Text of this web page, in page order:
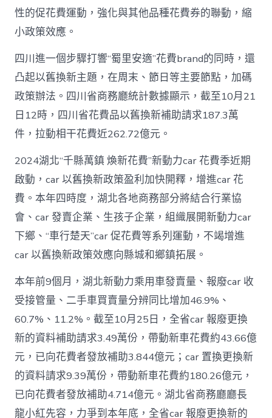
性的促花費運動，強化與其他品種花費券的聯動，縮
小政策效應。
四川進一個步驟打響“蜀里安適”花費brand的同時，還
凸起以舊換新主題，在周末、節日等主要節點，加碼
政策辦法。四川省商務廳統計數據顯示，截至10月21
日12時，四川省花費品以舊換新補助請求187.3萬
件，拉動相干花費近262.72億元。
2024湖北“千縣萬鎮 煥新花費”新動力car 花費季近期
啟動，car 以舊換新政策盈利加快開釋，增進car 花
費。本年四時度，湖北各地商務部分將結合行業協
會、car 發賣企業、生孩子企業，組織展開新動力car
下鄉、“車行楚天”car 促花費等系列運動，不竭增進
car 以舊換新政策效應向縣城和鄉鎮拓展。
本年前9個月，湖北新動力乘用車發賣量、報廢car 收
受接管量、二手車買賣量分辨同比增加46.9%、
60.7%、11.2%。截至10月25日，全省car 報廢更換
新的資料補助請求3.49萬份，帶動新車花費約43.66億
元，已向花費者發放補助3.844億元；car 置換更換新
的資料請求9.39萬份，帶動新車花費約180.26億元，
已向花費者發放補助4.714億元。湖北省商務廳廳長
龍小紅先容，力爭到本年底，全省car 報廢更換新的